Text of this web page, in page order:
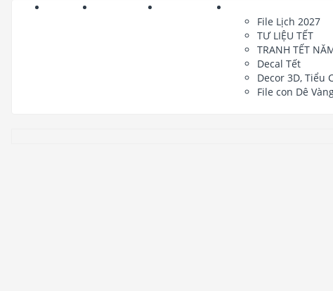
Trang chủ Chủ Đề Tranh File Bản Đồ VN
File Lịch 2027
TƯ LIỆU TẾT
TRANH TẾT
Decal Tết
Decor 3D, Tiểu
File con Dê